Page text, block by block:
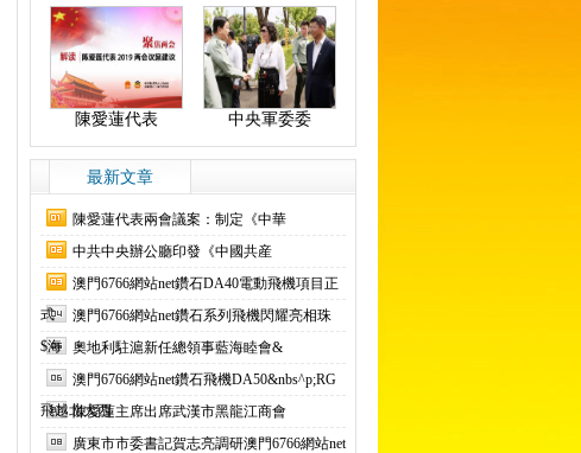
陳愛蓮代表 中央軍委委
最新文章
陳愛蓮代表兩會議案：制定《中華
中共中央辦公廳印發《中國共産
澳門6766網站net鑽石DA40電動飛機項目正
式
澳門6766網站net鑽石系列飛機閃耀亮相珠
$海
奧地利駐滬新任總領事藍海睦會&
澳門6766網站net鑽石飛機DA50&nbs^p;RG
飛越北大西
陳愛蓮主席出席武漢市黑龍江商會
廣東市市委書記賀志亮調研澳門6766網站net